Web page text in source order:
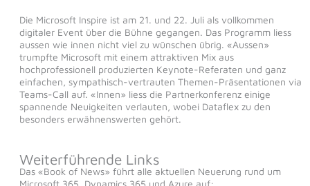
Die Microsoft Inspire ist am 21. und 22. Juli als vollkommen
digitaler Event über die Bühne gegangen. Das Programm liess
aussen wie innen nicht viel zu wünschen übrig. «Aussen»
trumpfte Microsoft mit einem attraktiven Mix aus
hochprofessionell produzierten Keynote-Referaten und ganz
einfachen, sympathisch-vertrauten Themen-Präsentationen via
Teams-Call auf. «Innen» liess die Partnerkonferenz einige
spannende Neuigkeiten verlauten, wobei Dataflex zu den
besonders erwähnenswerten gehört.
Weiterführende Links
Das «Book of News» führt alle aktuellen Neuerung rund um